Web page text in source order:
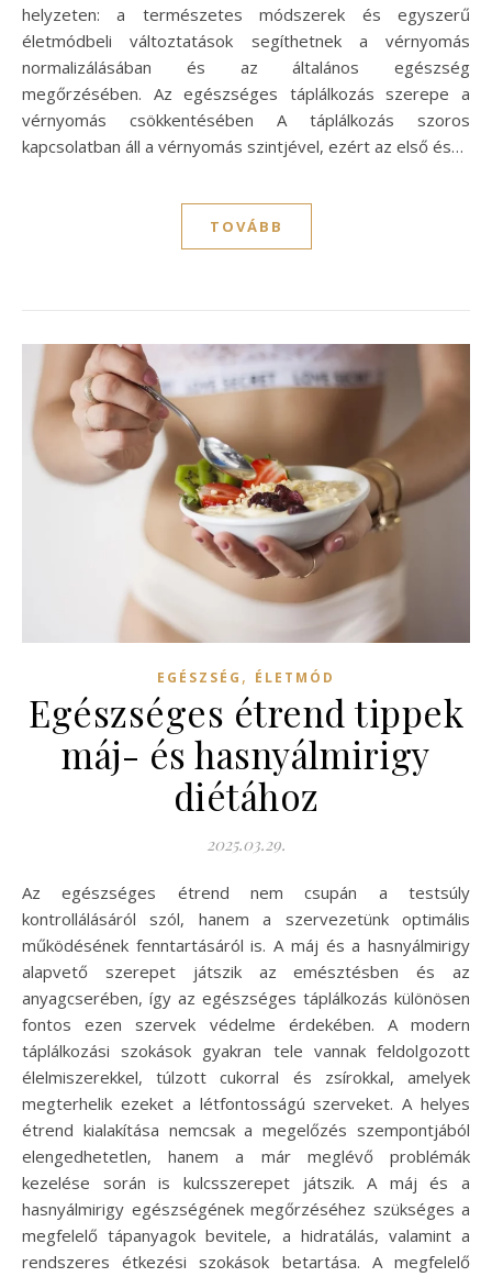
helyzeten: a természetes módszerek és egyszerű
életmódbeli változtatások segíthetnek a vérnyomás
normalizálásában és az általános egészség
megőrzésében. Az egészséges táplálkozás szerepe a
vérnyomás csökkentésében A táplálkozás szoros
kapcsolatban áll a vérnyomás szintjével, ezért az első és…
TOVÁBB
EGÉSZSÉG , ÉLETMÓD
Egészséges étrend tippek
máj- és hasnyálmirigy
diétához
2025.03.29.
Az egészséges étrend nem csupán a testsúly
kontrollálásáról szól, hanem a szervezetünk optimális
működésének fenntartásáról is. A máj és a hasnyálmirigy
alapvető szerepet játszik az emésztésben és az
anyagcserében, így az egészséges táplálkozás különösen
fontos ezen szervek védelme érdekében. A modern
táplálkozási szokások gyakran tele vannak feldolgozott
élelmiszerekkel, túlzott cukorral és zsírokkal, amelyek
megterhelik ezeket a létfontosságú szerveket. A helyes
étrend kialakítása nemcsak a megelőzés szempontjából
elengedhetetlen, hanem a már meglévő problémák
kezelése során is kulcsszerepet játszik. A máj és a
hasnyálmirigy egészségének megőrzéséhez szükséges a
megfelelő tápanyagok bevitele, a hidratálás, valamint a
rendszeres étkezési szokások betartása. A megfelelő